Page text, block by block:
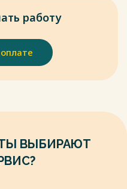
наука и образование
2019. № 2 (9). С. 9-11.
работу
ВЫБИРАЮТ